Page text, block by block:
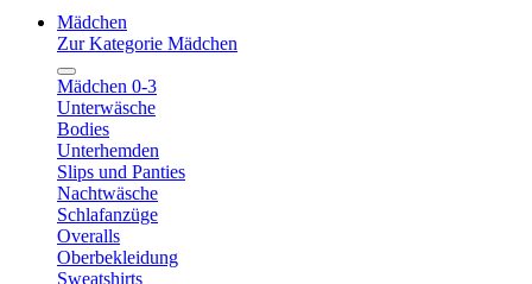
Mädchen
Zur Kategorie Mädchen
Mädchen 0-3
Unterwäsche
Bodies
Unterhemden
Slips und Panties
Nachtwäsche
Schlafanzüge
Overalls
Oberbekleidung
Sweatshirts